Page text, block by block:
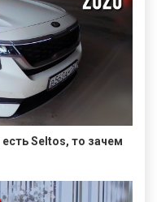
Seltos, то зачем